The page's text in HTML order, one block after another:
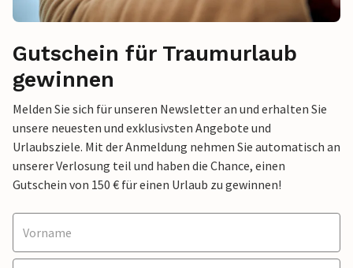
Gutschein für Traumurlaub
gewinnen
Melden Sie sich für unseren Newsletter an und erhalten Sie
unsere neuesten und exklusivsten Angebote und
Urlaubsziele. Mit der Anmeldung nehmen Sie automatisch an
unserer Verlosung teil und haben die Chance, einen
Gutschein von 150 € für einen Urlaub zu gewinnen!